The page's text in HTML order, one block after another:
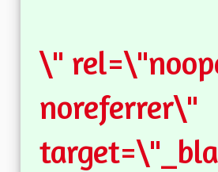
\"
noreferrer\"